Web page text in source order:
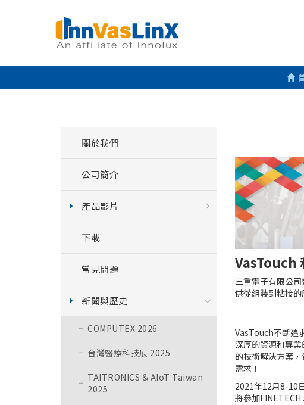
關於我們
公司簡介
產品影片
下載
常見問題
新聞與歷史
COMPUTEX 2026
台灣醫療科技展 2025
TAITRONICS & AIoT Taiwan
2025
VasTouch
三重電子有限公司
供從組裝到粘接
VasTouch不斷追
深厚的資源和專
的技術解決方案
需求！
2021年12月8-10
將參加FINETECH